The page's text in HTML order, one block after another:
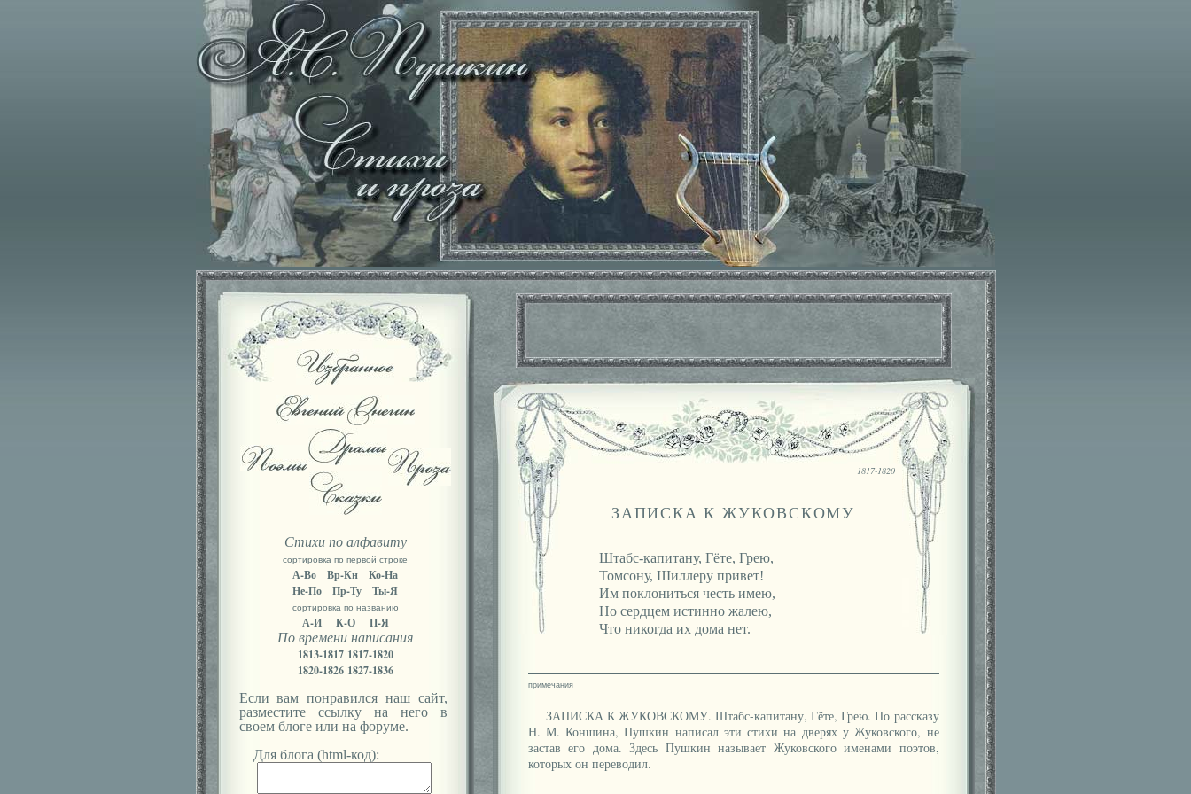
Стихи по алфавиту
сортировка по первой строке
А-Во Вр-Кн
Ко-На
Не-По
Пр-Ту Ты-Я
сортировка по названию
А-И К-О
П-Я
По времени написания
1813-1817 1817-1820
1820-1826 1827-1836
Если вам понравился наш сайт,
разместите ссылку на него в
своем блоге или на форуме.
Для блога (html-код):
1817-1820
ЗАПИСКА К ЖУКОВСКОМУ
Штабс-капитану, Гёте, Грею,
Томсону, Шиллеру привет!
Им поклониться честь имею,
Но сердцем истинно жалею,
Что никогда их дома нет.
ЗАПИСКА К ЖУКОВСКОМУ. Штабс-капитану, Гёте, Грею. По рассказу
Н. М. Коншина, Пушкин написал эти стихи на дверях у Жуковского, не
застав его дома. Здесь Пушкин называет Жуковского именами поэтов,
которых он переводил.